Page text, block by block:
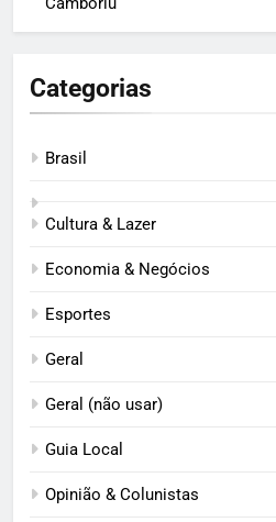
Categorias
Brasil
Cultura & Lazer
Economia & Negócios
Esportes
Geral
Geral (não usar)
Guia Local
Opinião & Colunistas